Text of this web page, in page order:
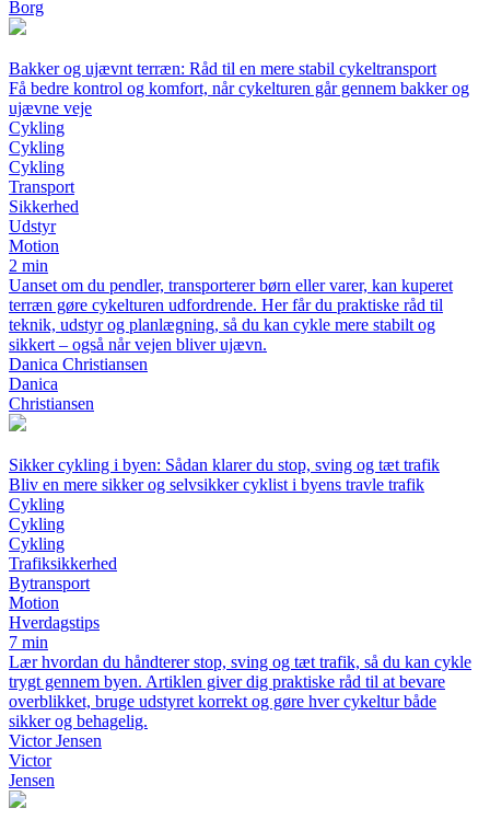
Borg
Bakker og ujævnt terræn: Råd til en mere stabil cykeltransport
Få bedre kontrol og komfort, når cykelturen går gennem bakker og
ujævne veje
Cykling
Cykling
Cykling
Transport
Sikkerhed
Udstyr
Motion
2 min
Uanset om du pendler, transporterer børn eller varer, kan kuperet
terræn gøre cykelturen udfordrende. Her får du praktiske råd til
teknik, udstyr og planlægning, så du kan cykle mere stabilt og
sikkert – også når vejen bliver ujævn.
Danica Christiansen
Danica
Christiansen
Sikker cykling i byen: Sådan klarer du stop, sving og tæt trafik
Bliv en mere sikker og selvsikker cyklist i byens travle trafik
Cykling
Cykling
Cykling
Trafiksikkerhed
Bytransport
Motion
Hverdagstips
7 min
Lær hvordan du håndterer stop, sving og tæt trafik, så du kan cykle
trygt gennem byen. Artiklen giver dig praktiske råd til at bevare
overblikket, bruge udstyret korrekt og gøre hver cykeltur både
sikker og behagelig.
Victor Jensen
Victor
Jensen